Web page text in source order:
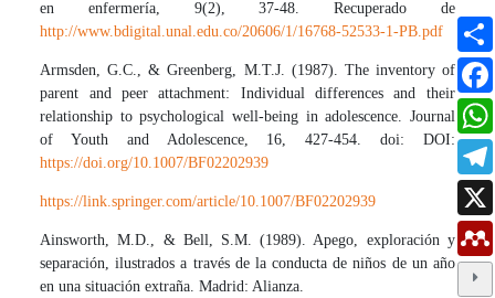
en enfermería, 9(2), 37-48. Recuperado de
http://www.bdigital.unal.edu.co/20606/1/16768-52533-1-PB.pdf
Armsden, G.C., & Greenberg, M.T.J. (1987). The inventory of
parent and peer attachment: Individual differences and their
relationship to psychological well-being in adolescence. Journal
of Youth and Adolescence, 16, 427-454. doi: DOI:
https://doi.org/10.1007/BF02202939
https://link.springer.com/article/10.1007/BF02202939
Ainsworth, M.D., & Bell, S.M. (1989). Apego, exploración y
separación, ilustrados a través de la conducta de niños de un año
en una situación extraña. Madrid: Alianza.